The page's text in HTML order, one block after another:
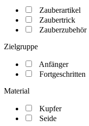
Zauberartikel
Zaubertrick
Zauberzubehör
Zielgruppe
Anfänger
Fortgeschritten
Material
Kupfer
Seide